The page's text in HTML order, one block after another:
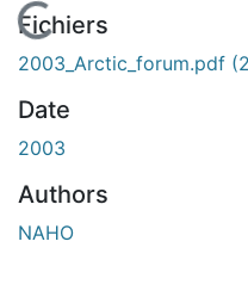
En cours de chargement...
Fichiers
2003_Arctic_forum.pdf
Date
2003
Authors
NAHO